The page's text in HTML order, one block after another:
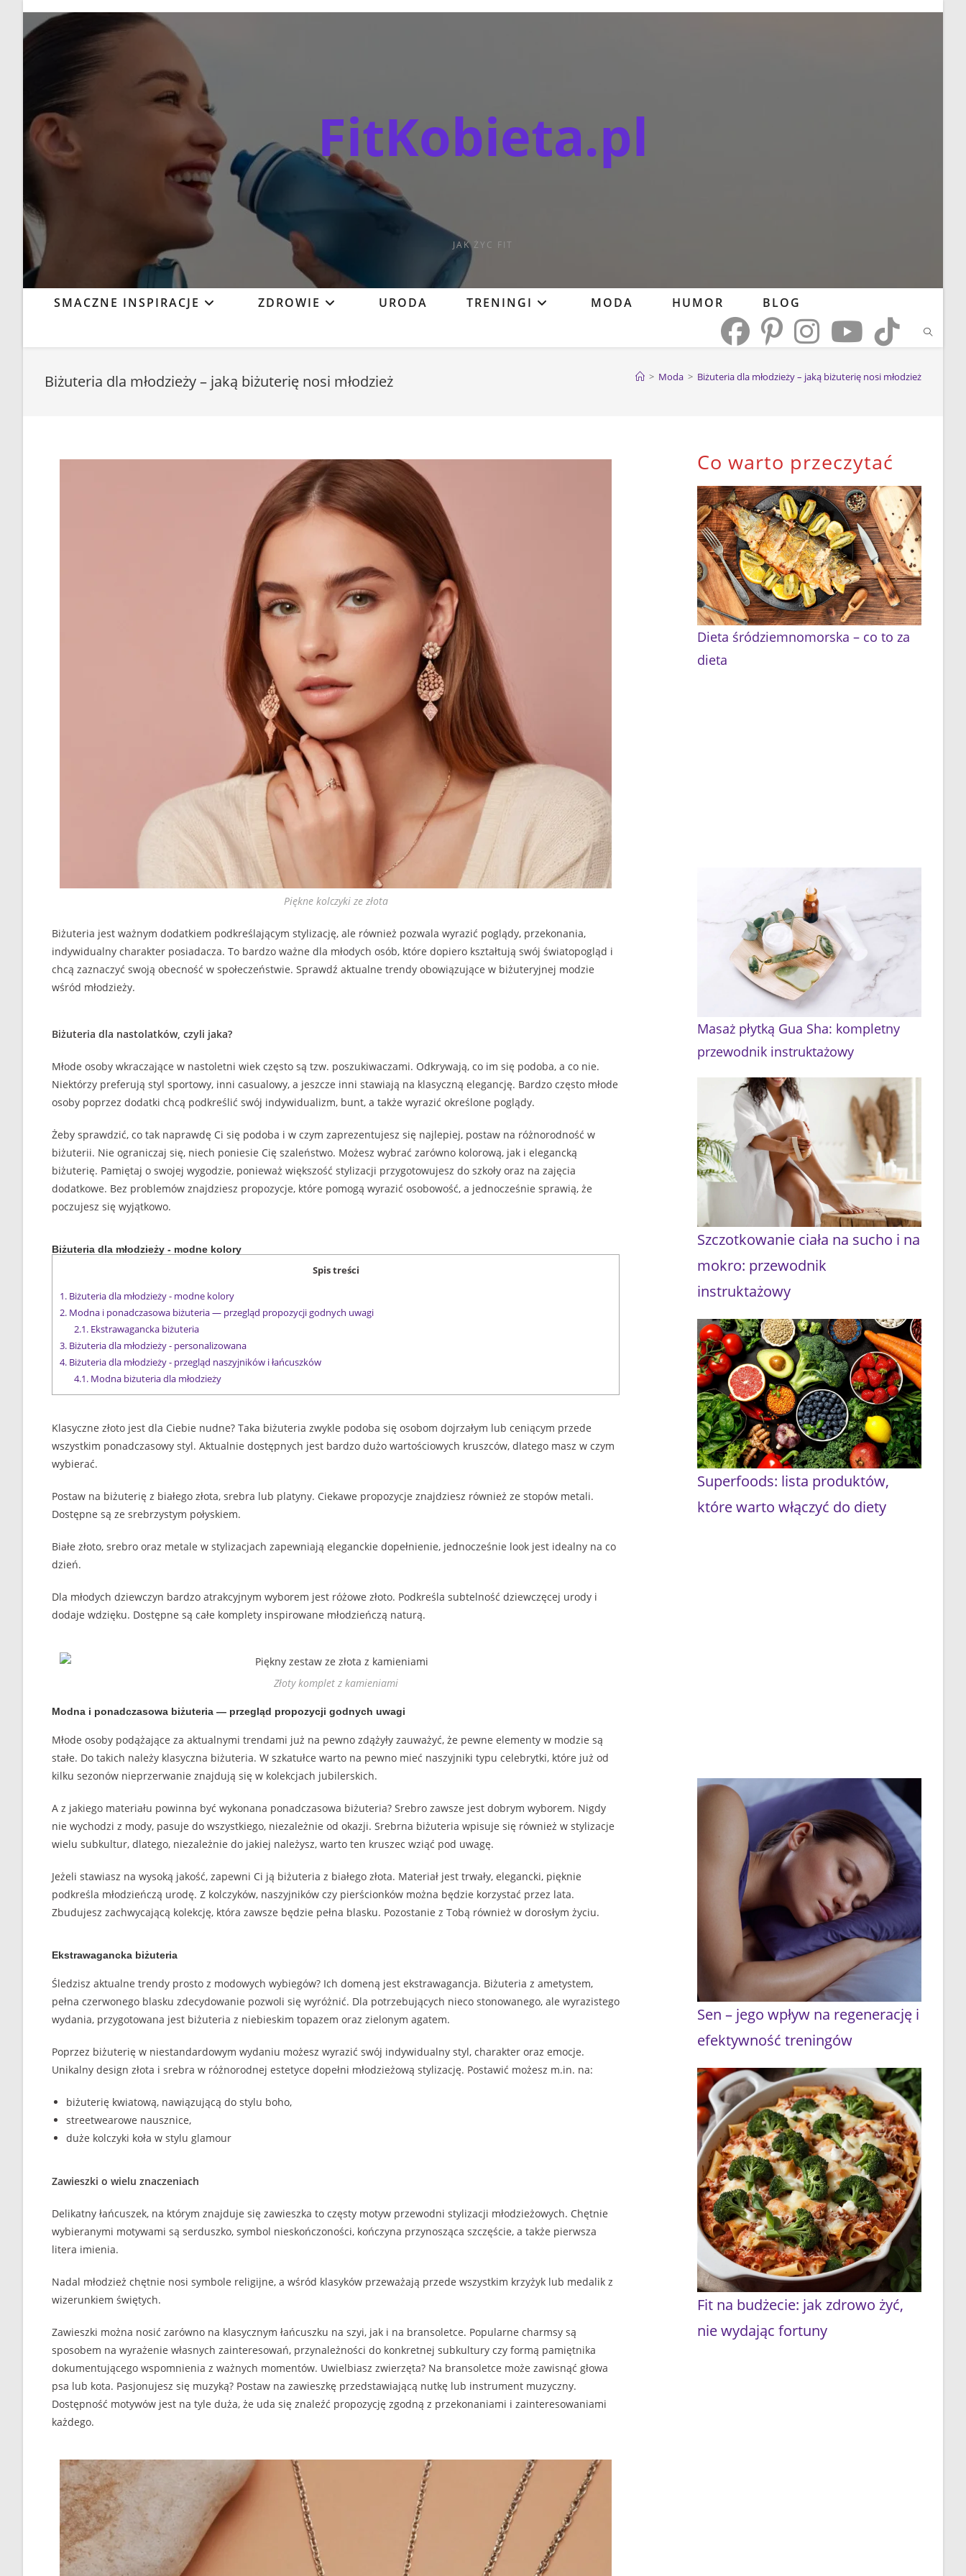
FitKobieta.pl
JAK ŻYC FIT
SMACZNE INSPIRACJE ZDROWIE URODA TRENINGI MODA HUMOR BLOG
Biżuteria dla młodzieży – jaką biżuterię nosi młodzież > Moda > Biżuteria dla młodzieży – jaką biżuterię nosi młodzież
Piękne kolczyki ze złota
Biżuteria jest ważnym dodatkiem podkreślającym stylizację, ale również pozwala wyrazić poglądy, przekonania,
indywidualny charakter posiadacza. To bardzo ważne dla młodych osób, które dopiero kształtują swój światopogląd i
chcą zaznaczyć swoją obecność w społeczeństwie. Sprawdź aktualne trendy obowiązujące w biżuteryjnej modzie
wśród młodzieży.
Biżuteria dla nastolatków, czyli jaka?
Młode osoby wkraczające w nastoletni wiek często są tzw. poszukiwaczami. Odkrywają, co im się podoba, a co nie.
Niektórzy preferują styl sportowy, inni casualowy, a jeszcze inni stawiają na klasyczną elegancję. Bardzo często młode
osoby poprzez dodatki chcą podkreślić swój indywidualizm, bunt, a także wyrazić określone poglądy.
Żeby sprawdzić, co tak naprawdę Ci się podoba i w czym zaprezentujesz się najlepiej, postaw na różnorodność w
biżuterii. Nie ograniczaj się, niech poniesie Cię szaleństwo. Możesz wybrać zarówno kolorową, jak i elegancką
biżuterię. Pamiętaj o swojej wygodzie, ponieważ większość stylizacji przygotowujesz do szkoły oraz na zajęcia
dodatkowe. Bez problemów znajdziesz propozycje, które pomogą wyrazić osobowość, a jednocześnie sprawią, że
poczujesz się wyjątkowo.
Biżuteria dla młodzieży - modne kolory
Spis treści
1. Biżuteria dla młodzieży - modne kolory
2. Modna i ponadczasowa biżuteria — przegląd propozycji godnych uwagi
2.1.Ekstrawagancka biżuteria
3. Biżuteria dla młodzieży - personalizowana
4. Biżuteria dla młodzieży - przegląd naszyjników i łańcuszków
4.1.Modna biżuteria dla młodzieży
Klasyczne złoto jest dla Ciebie nudne? Taka biżuteria zwykle podoba się osobom dojrzałym lub ceniącym przede
wszystkim ponadczasowy styl. Aktualnie dostępnych jest bardzo dużo wartościowych kruszców, dlatego masz w czym
wybierać.
Postaw na biżuterię z białego złota, srebra lub platyny. Ciekawe propozycje znajdziesz również ze stopów metali.
Dostępne są ze srebrzystym połyskiem.
Białe złoto, srebro oraz metale w stylizacjach zapewniają eleganckie dopełnienie, jednocześnie look jest idealny na co
dzień.
Dla młodych dziewczyn bardzo atrakcyjnym wyborem jest różowe złoto. Podkreśla subtelność dziewczęcej urody i
dodaje wdzięku. Dostępne są całe komplety inspirowane młodzieńczą naturą.
Złoty komplet z kamieniami
Modna i ponadczasowa biżuteria — przegląd propozycji godnych uwagi
Młode osoby podążające za aktualnymi trendami już na pewno zdążyły zauważyć, że pewne elementy w modzie są
stałe. Do takich należy klasyczna biżuteria. W szkatułce warto na pewno mieć naszyjniki typu celebrytki, które już od
kilku sezonów nieprzerwanie znajdują się w kolekcjach jubilerskich.
A z jakiego materiału powinna być wykonana ponadczasowa biżuteria? Srebro zawsze jest dobrym wyborem. Nigdy
nie wychodzi z mody, pasuje do wszystkiego, niezależnie od okazji. Srebrna biżuteria wpisuje się również w stylizacje
wielu subkultur, dlatego, niezależnie do jakiej należysz, warto ten kruszec wziąć pod uwagę.
Jeżeli stawiasz na wysoką jakość, zapewni Ci ją biżuteria z białego złota. Materiał jest trwały, elegancki, pięknie
podkreśla młodzieńczą urodę. Z kolczyków, naszyjników czy pierścionków można będzie korzystać przez lata.
Zbudujesz zachwycającą kolekcję, która zawsze będzie pełna blasku. Pozostanie z Tobą również w dorosłym życiu.
Ekstrawagancka biżuteria
Śledzisz aktualne trendy prosto z modowych wybiegów? Ich domeną jest ekstrawagancja. Biżuteria z ametystem,
pełna czerwonego blasku zdecydowanie pozwoli się wyróżnić. Dla potrzebujących nieco stonowanego, ale wyrazistego
wydania, przygotowana jest biżuteria z niebieskim topazem oraz zielonym agatem.
Poprzez biżuterię w niestandardowym wydaniu możesz wyrazić swój indywidualny styl, charakter oraz emocje.
Unikalny design złota i srebra w różnorodnej estetyce dopełni młodzieżową stylizację. Postawić możesz m.in. na:
biżuterię kwiatową, nawiązującą do stylu boho,
streetwearowe nausznice,
duże kolczyki koła w stylu glamour
Zawieszki o wielu znaczeniach
Delikatny łańcuszek, na którym znajduje się zawieszka to częsty motyw przewodni stylizacji młodzieżowych. Chętnie
wybieranymi motywami są serduszko, symbol nieskończoności, kończyna przynosząca szczęście, a także pierwsza
litera imienia.
Nadal młodzież chętnie nosi symbole religijne, a wśród klasyków przeważają przede wszystkim krzyżyk lub medalik z
wizerunkiem świętych.
Zawieszki można nosić zarówno na klasycznym łańcuszku na szyi, jak i na bransoletce. Popularne charmsy są
sposobem na wyrażenie własnych zainteresowań, przynależności do konkretnej subkultury czy formą pamiętnika
dokumentującego wspomnienia z ważnych momentów. Uwielbiasz zwierzęta? Na bransoletce może zawisnąć głowa
psa lub kota. Pasjonujesz się muzyką? Postaw na zawieszkę przedstawiającą nutkę lub instrument muzyczny.
Dostępność motywów jest na tyle duża, że uda się znaleźć propozycję zgodną z przekonaniami i zainteresowaniami
każdego.
Co warto przeczytać
Dieta śródziemnomorska – co to za
dieta
Masaż płytką Gua Sha: kompletny
przewodnik instruktażowy
Szczotkowanie ciała na sucho i na
mokro: przewodnik
instruktażowy
Superfoods: lista produktów,
które warto włączyć do diety
Sen – jego wpływ na regenerację i
efektywność treningów
Fit na budżecie: jak zdrowo żyć,
nie wydając fortuny